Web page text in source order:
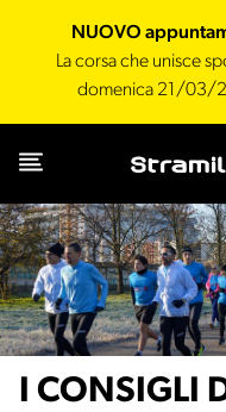
NUOVO
La corsa che unisce
domenica 21/03/
I CONSIGLI